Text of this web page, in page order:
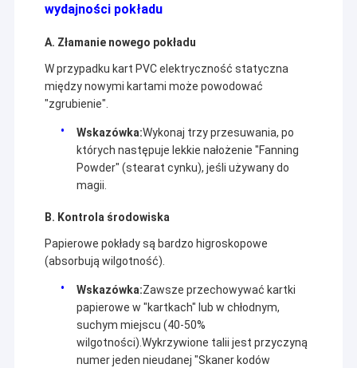
wydajności pokładu
A. Złamanie nowego pokładu
W przypadku kart PVC elektryczność statyczna
między nowymi kartami może powodować
"zgrubienie".
Wskazówka:Wykonaj trzy przesuwania, po
których następuje lekkie nałożenie "Fanning
Powder" (stearat cynku), jeśli używany do
magii.
B. Kontrola środowiska
Papierowe pokłady są bardzo higroskopowe
(absorbują wilgotność).
Wskazówka:Zawsze przechowywać kartki
papierowe w "kartkach" lub w chłodnym,
suchym miejscu (40-50%
wilgotności).Wykrzywione talii jest przyczyną
numer jeden nieudanej "Skaner kodów